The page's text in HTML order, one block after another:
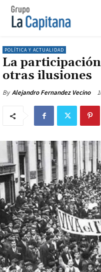
POLÍTICA Y ACTUALIDAD
La
otras ilusiones
By Alejandro Fernandez Vecino